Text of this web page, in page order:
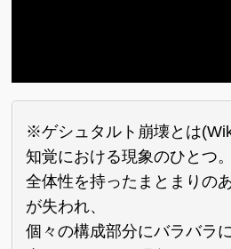
※ゲシュタルト崩壊とは
知覚における現象のひとつ。
全体性を持ったまとまりの
が失われ、
個々の構成部分にバラバラ